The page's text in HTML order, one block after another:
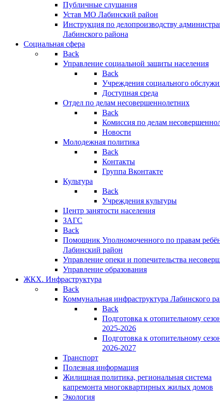
Публичные слушания
Устав МО Лабинский район
Инструкция по делопроизводству
Лабинского района
Социальная сфера
Back
Управление социальной защиты населения
Back
Учреждения социального
Доступная среда
Отдел по делам несовершеннолетних
Back
Комиссия по делам
Новости
Молодежная политика
Back
Контакты
Группа Вконтакте
Культура
Back
Учреждения культуры
Центр занятости населения
ЗАГС
Back
Помощник Уполномоченного по правам
Лабинский район
Управление опеки и попечительства
Управление образования
ЖКХ. Инфраструктура
Back
Коммунальная инфраструктура Лабинского
Back
Подготовка к отопительному
2025-2026
Подготовка к отопительному
2026-2027
Транспорт
Полезная информация
Жилищная политика, региональная система
капремонта многоквартирных жилых домов
Экология